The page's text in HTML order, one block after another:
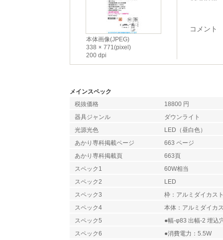
本体画像(JPEG)
338
771(pixel)
200 dpi
コメント
メインスペック
税抜価格
18800 円
器具ジャンル
ダウンライト
光源光色
LED（昼白色）
あかり専科掲載ページ
663 ページ
あかり専科掲載頁
663頁
スペック1
60W相当
スペック2
LED
スペック3
枠：アルミダイカス
スペック4
本体：アルミダイカ
スペック5
●幅-φ83 出幅-2 埋込
スペック6
●消費電力：5.5W